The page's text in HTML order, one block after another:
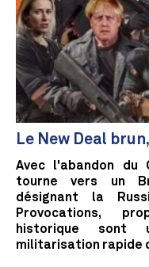
Le New Deal
Avec l'abandon du
tourne vers un
désignant la
Provocations,
historique sont
militarisation rapide